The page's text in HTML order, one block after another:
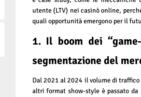
utente (LTV) nei casinò online,
quali opportunità emergono per il
1. Il boom dei
segmentazione del
Dal 2021 al 2024 il volume di traffico
altri format show‑style è passato